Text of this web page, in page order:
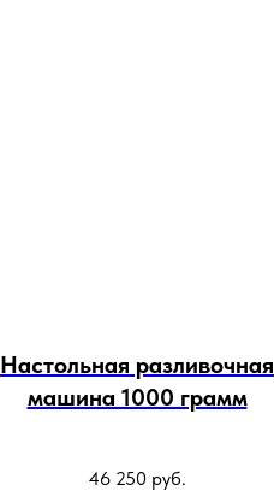
Настольная разливочная
машина 1000 грамм
46 250 руб.